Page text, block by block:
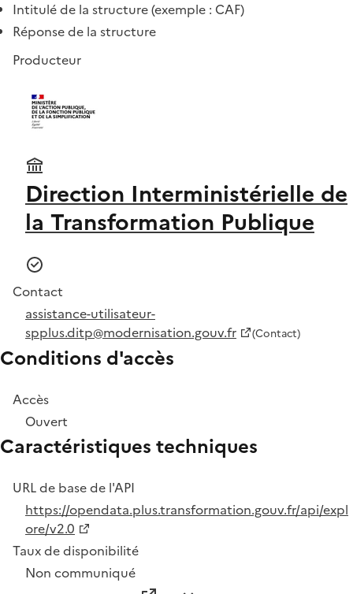
Intitulé de la structure (exemple : CAF)
Réponse de la structure
Producteur
Direction Interministérielle de
la Transformation Publique
Contact
assistance-utilisateur-
spplus.ditp@modernisation.gouv.fr
(Contact)
Conditions d'accès
Accès
Ouvert
Caractéristiques techniques
URL de base de l'API
https://opendata.plus.transformation.gouv.fr/api/expl
ore/v2.0
Taux de disponibilité
Non communiqué